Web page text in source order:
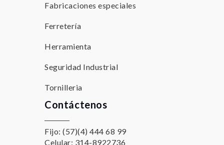
Fabricaciones especiales
Ferretería
Herramienta
Seguridad Industrial
Tornilleria
Contáctenos
Fijo: (57)(4) 444 68 99
Celular: 314-8922736